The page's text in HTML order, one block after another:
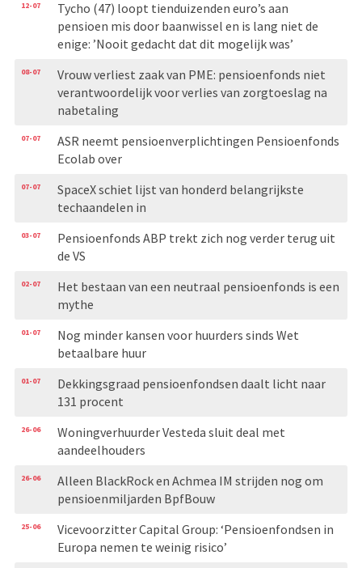
12-07
Tycho (47) loopt tienduizenden euro’s aan
pensioen mis door baanwissel en is lang niet de
enige: ’Nooit gedacht dat dit mogelijk was’
08-07
Vrouw verliest zaak van PME: pensioenfonds niet
verantwoordelijk voor verlies van zorgtoeslag na
nabetaling
07-07
ASR neemt pensioenverplichtingen Pensioenfonds
Ecolab over
07-07
SpaceX schiet lijst van honderd belangrijkste
techaandelen in
03-07
Pensioenfonds ABP trekt zich nog verder terug uit
de VS
02-07
Het bestaan van een neutraal pensioenfonds is een
mythe
01-07
Nog minder kansen voor huurders sinds Wet
betaalbare huur
01-07
Dekkingsgraad pensioenfondsen daalt licht naar
131 procent
26-06
Woningverhuurder Vesteda sluit deal met
aandeelhouders
26-06
Alleen BlackRock en Achmea IM strijden nog om
pensioenmiljarden BpfBouw
25-06
Vicevoorzitter Capital Group: ‘Pensioenfondsen in
Europa nemen te weinig risico’